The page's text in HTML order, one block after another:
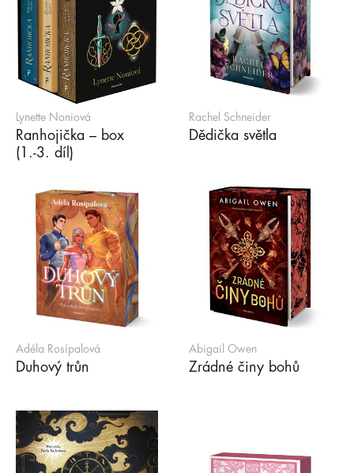
Lynette Noniová
Ranhojička – box
(1.-3. díl)
Rachel Schneider
Dědička světla
Adéla Rosípalová
Duhový trůn
Abigail Owen
Zrádné činy bohů